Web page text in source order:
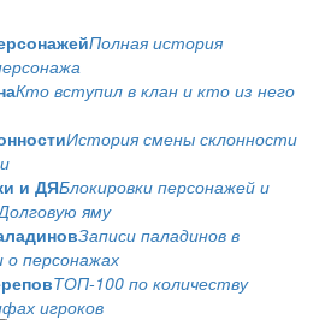
Полная история
Кто вступил в клан и кто из него
История смены склонности
и ДЯБлокировки персонажей и
яму
Записи паладинов в
персонажах
ТОП-100 по количеству
игроков